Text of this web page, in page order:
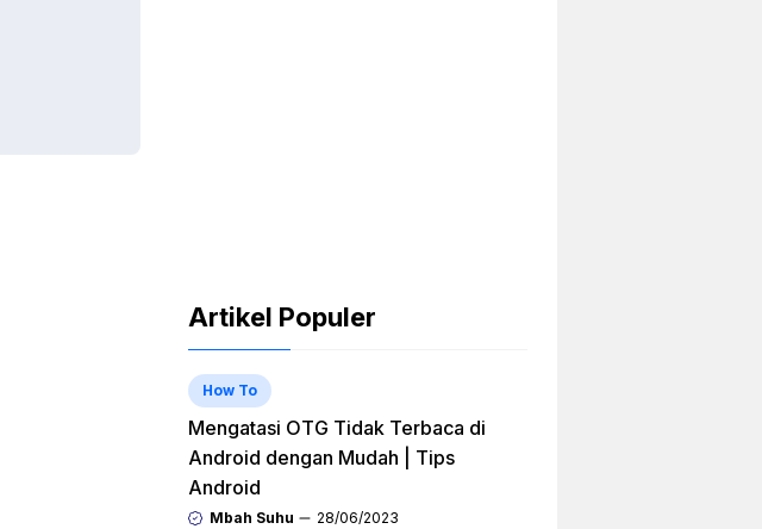
Artikel Populer
How To
Mengatasi OTG Tidak Terbaca di
Android dengan Mudah | Tips
Android
Mbah Suhu 28/06/2023